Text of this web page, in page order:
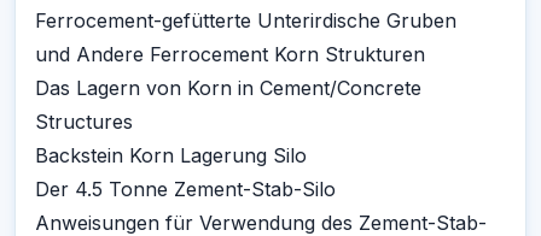
Ferrocement-gefütterte Unterirdische Gruben
und Andere Ferrocement Korn Strukturen
Das Lagern von Korn in Cement/Concrete
Structures
Backstein Korn Lagerung Silo
Der 4.5 Tonne Zement-Stab-Silo
Anweisungen für Verwendung des Zement-Stab-